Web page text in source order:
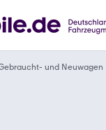
und Neuwagen